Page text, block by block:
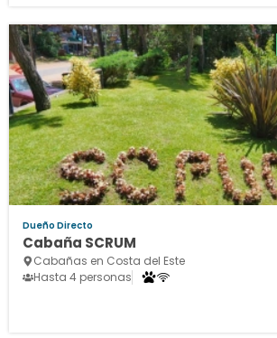
Dueño Directo
Cabaña SCRUM
Cabañas en Costa del Este
Hasta 4 personas